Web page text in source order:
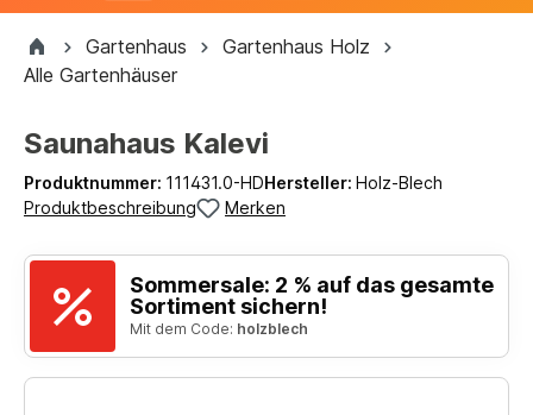
Gartenhaus
Gartenhaus Holz
Alle Gartenhäuser
Saunahaus Kalevi
Produktnummer: 111431.0-HDHersteller: Holz-Blech
Produktbeschreibung
Merken
Sommersale: 2 % auf das gesamte
Sortiment sichern!
Mit dem Code: holzblech